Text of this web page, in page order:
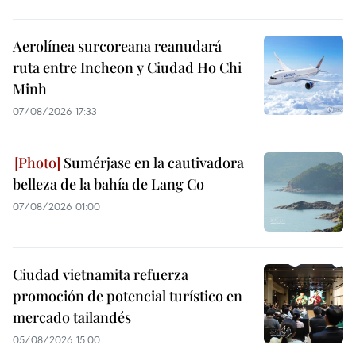
Aerolínea surcoreana reanudará
ruta entre Incheon y Ciudad Ho Chi
Minh
07/08/2026 17:33
Sumérjase en la cautivadora
belleza de la bahía de Lang Co
07/08/2026 01:00
Ciudad vietnamita refuerza
promoción de potencial turístico en
mercado tailandés
05/08/2026 15:00